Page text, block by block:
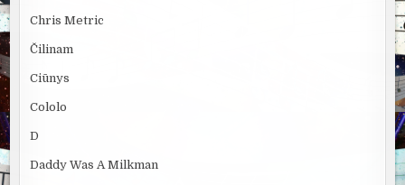
Chris Metric
Čilinam
Ciūnys
Cololo
D
Daddy Was A Milkman